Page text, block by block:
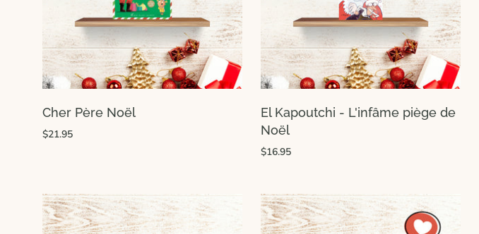
Cher Père Noël
$21.95
El Kapoutchi - L'infâme piège de
Noël
$16.95